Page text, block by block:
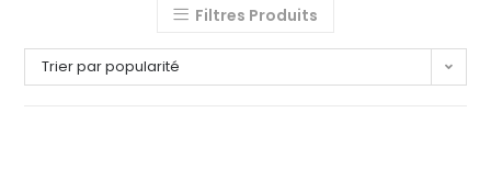
Filtres Produits
Trier par popularité